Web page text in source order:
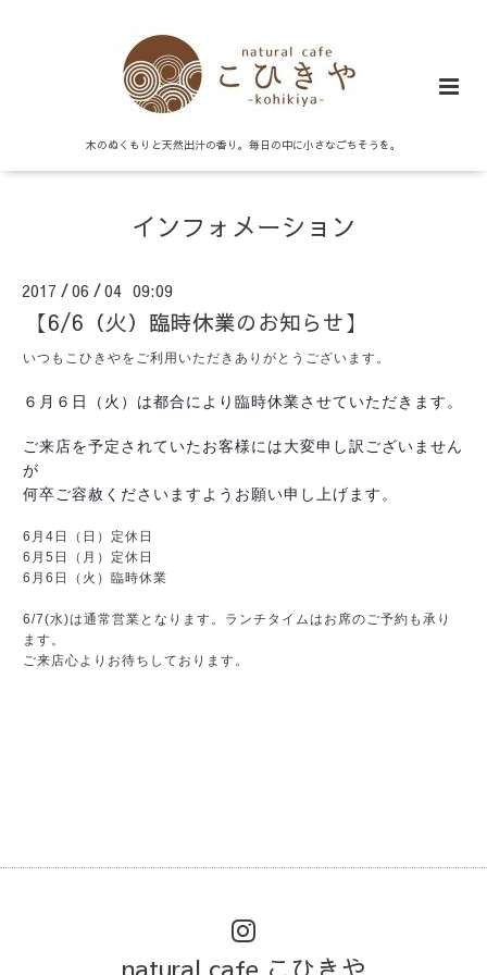
木のぬくもりと天然出汁の香り。毎日の中に小さなごちそうを。
インフォメーション
2017 /06 /04 09:09
【6/6（火）臨時休業のお知らせ】
いつもこひきやをご利用いただきありがとうございます。
６月６日（火）は都合により 臨時休業させていただきます。
ご来店を予定されていたお客様には大変申し訳ございません
が
何卒ご容赦くださいますようお願い申し上げます。
6月4日（日）定休日
6月5日（月）定休日
6月6日（火）臨時休業
6/7(水)は通常営業となります。ランチタイムはお席のご予約も承り
ます。
ご来店心よりお待ちしております。
natural cafe こひきや